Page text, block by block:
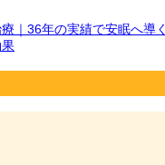
｜36年の実績で安眠へ導く